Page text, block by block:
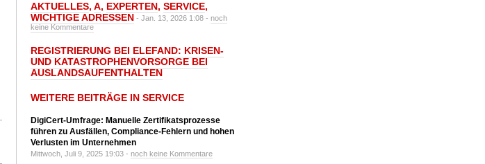
AKTUELLES, A, EXPERTEN, SERVICE,
WICHTIGE ADRESSEN - Jan. 13, 2026 1:08 - noch
keine Kommentare
REGISTRIERUNG BEI ELEFAND: KRISEN-
UND KATASTROPHENVORSORGE BEI
AUSLANDSAUFENTHALTEN
WEITERE BEITRÄGE IN SERVICE
DigiCert-Umfrage: Manuelle Zertifikatsprozesse
führen zu Ausfällen, Compliance-Fehlern und hohen
Verlusten im Unternehmen
Mittwoch, Juli 9, 2025 19:03 - noch keine Kommentare